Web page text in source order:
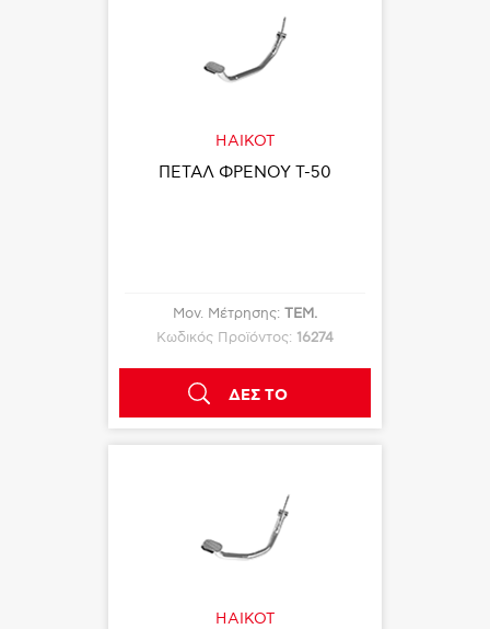
HAIKOT
ΠΕΤΑΛ ΦΡΕΝΟΥ T-50
Μον. Μέτρησης: ΤΕΜ.
Κωδικός Προϊόντος: 16274
ΔΕΣ ΤΟ
HAIKOT